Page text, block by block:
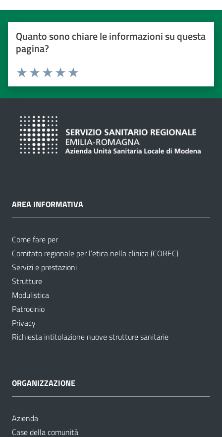
Quanto sono chiare le informazioni su questa
pagina?
Valuta da 1 a 5 stelle
Valuta 5 stelle su 5
Valuta 4 stelle su 5
Valuta 3 stelle su 5
Valuta 2 stelle su 5
Valuta 1 stelle su 5
AREA INFORMATIVA
Come fare per
Comitato regionale per l’etica nella clinica (COREC)
Servizi e prestazioni
Strutture
Modulistica
Patrocinio
Privacy
Richiesta intitolazione nuove strutture sanitarie
ORGANIZZAZIONE
Azienda
Case della comunità